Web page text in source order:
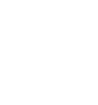
vragen